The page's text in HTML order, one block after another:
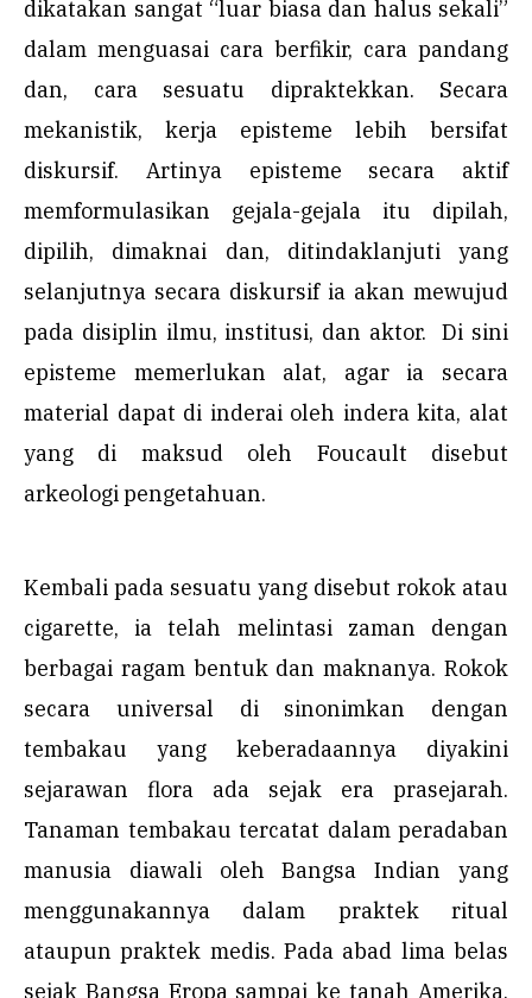
dikatakan sangat “luar biasa dan halus sekali”
dalam menguasai cara berfikir, cara pandang
dan, cara sesuatu dipraktekkan. Secara
mekanistik, kerja episteme lebih bersifat
diskursif. Artinya episteme secara aktif
memformulasikan gejala-gejala itu dipilah,
dipilih, dimaknai dan, ditindaklanjuti yang
selanjutnya secara diskursif ia akan mewujud
pada disiplin ilmu, institusi, dan aktor. Di sini
episteme memerlukan alat, agar ia secara
material dapat di inderai oleh indera kita, alat
yang di maksud oleh Foucault disebut
arkeologi pengetahuan.
Kembali pada sesuatu yang disebut rokok atau
cigarette, ia telah melintasi zaman dengan
berbagai ragam bentuk dan maknanya. Rokok
secara universal di sinonimkan dengan
tembakau yang keberadaannya diyakini
sejarawan flora ada sejak era prasejarah.
Tanaman tembakau tercatat dalam peradaban
manusia diawali oleh Bangsa Indian yang
menggunakannya dalam praktek ritual
ataupun praktek medis. Pada abad lima belas
sejak Bangsa Eropa sampai ke tanah Amerika,